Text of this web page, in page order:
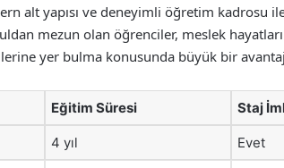
alt yapısı ve deneyimli öğretim kadrosu
mezun olan öğrenciler, meslek
yer bulma konusunda büyük bir
Eğitim Süresi Staj
4 yıl Evet